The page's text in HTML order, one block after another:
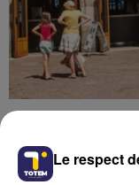
Le respect